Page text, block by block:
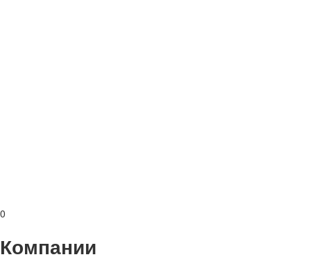
0
Компании